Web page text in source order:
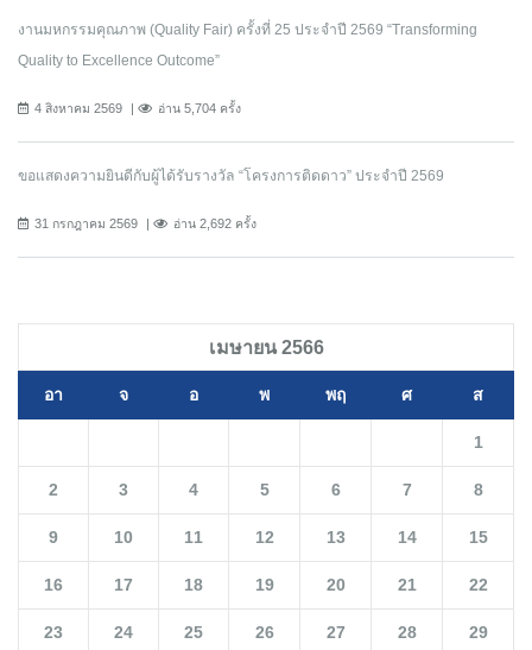
งานมหกรรมคุณภาพ (Quality Fair) ครั้งที่ 25 ประจำปี 2569 “Transforming
Quality to Excellence Outcome”
4 สิงหาคม 2569 อ่าน 5,704 ครั้ง
ขอแสดงความยินดีกับผู้ได้รับรางวัล “โครงการติดดาว” ประจำปี 2569
31 กรกฎาคม 2569 อ่าน 2,692 ครั้ง
เมษายน 2566
อา จ อ พ พฤ ศ ส
1
2 3 4 5 6 7 8
9 10 11 12 13 14 15
16 17 18 19 20 21 22
23 24 25 26 27 28 29